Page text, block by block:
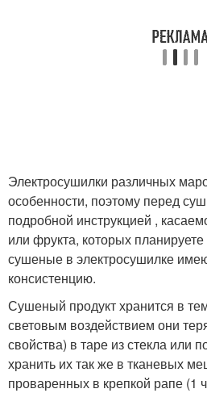
Электросушилки различных
особенности, поэтому перед
подробной инструкцией ,
или фрукта, которых
сушеные в электросушилке
консистенцию.
Сушеный продукт хранится в
световым воздействием они
свойства) в таре из стекла или
хранить их так же в тканевых
проваренных в крепкой рапе (1